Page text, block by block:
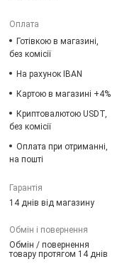
Оплата
Готівкою в магазині,
без комісії
На рахунок IBAN
Картою в магазині +4%
Криптовалютою USDT,
без комісії
Оплата при отриманні,
на пошті
Гарантія
14 днів від магазину
Обмін і повернення
Обмін / повернення
товару протягом 14 днів